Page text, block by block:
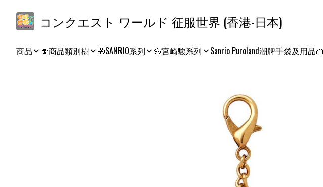
コンクエスト ワールド 征服世界 (香港-日本)
商品 🍄商品類別樹 🎁SANRIO系列 🐽宮崎駿系列 Sanrio Puroland潮牌手袋及用品